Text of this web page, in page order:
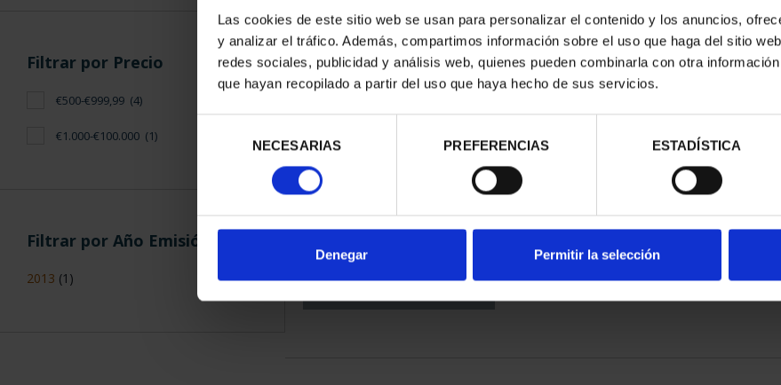
Las cookies de este sitio web se usan para personalizar el contenido y los anuncios,
y analizar el tráfico. Además, compartimos información sobre el uso que haga del sitio
redes sociales, publicidad y análisis web, quienes pueden combinarla con otra
que hayan recopilado a partir del uso que haya hecho de sus servicios.
consentimiento
NECESARIAS PREFERENCIAS ESTADÍSTICA
Denegar Permitir la selección
Filtrar por Precio
€500-€999,99 (4)
€1.000-€100.000 (1)
Filtrar por Año Emisión
2013 (1)
COLECCION COMPLET...
3.796,00 €